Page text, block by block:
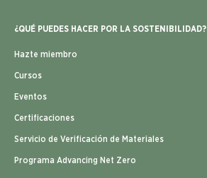
¿QUÉ PUEDES HACER POR LA SOSTENIBILIDAD?
Hazte miembro
Cursos
Eventos
Certificaciones
Servicio de Verificación de Materiales
Programa Advancing Net Zero